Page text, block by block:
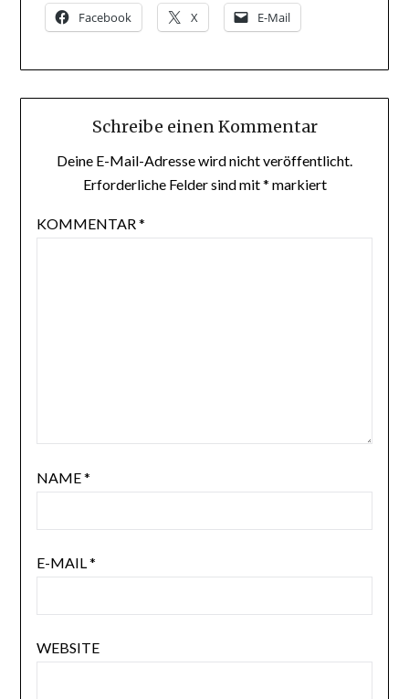
Facebook X E-Mail
Schreibe einen Kommentar
Deine E-Mail-Adresse wird nicht veröffentlicht.
Erforderliche Felder sind mit* markiert
KOMMENTAR *
NAME*
E-MAIL *
WEBSITE